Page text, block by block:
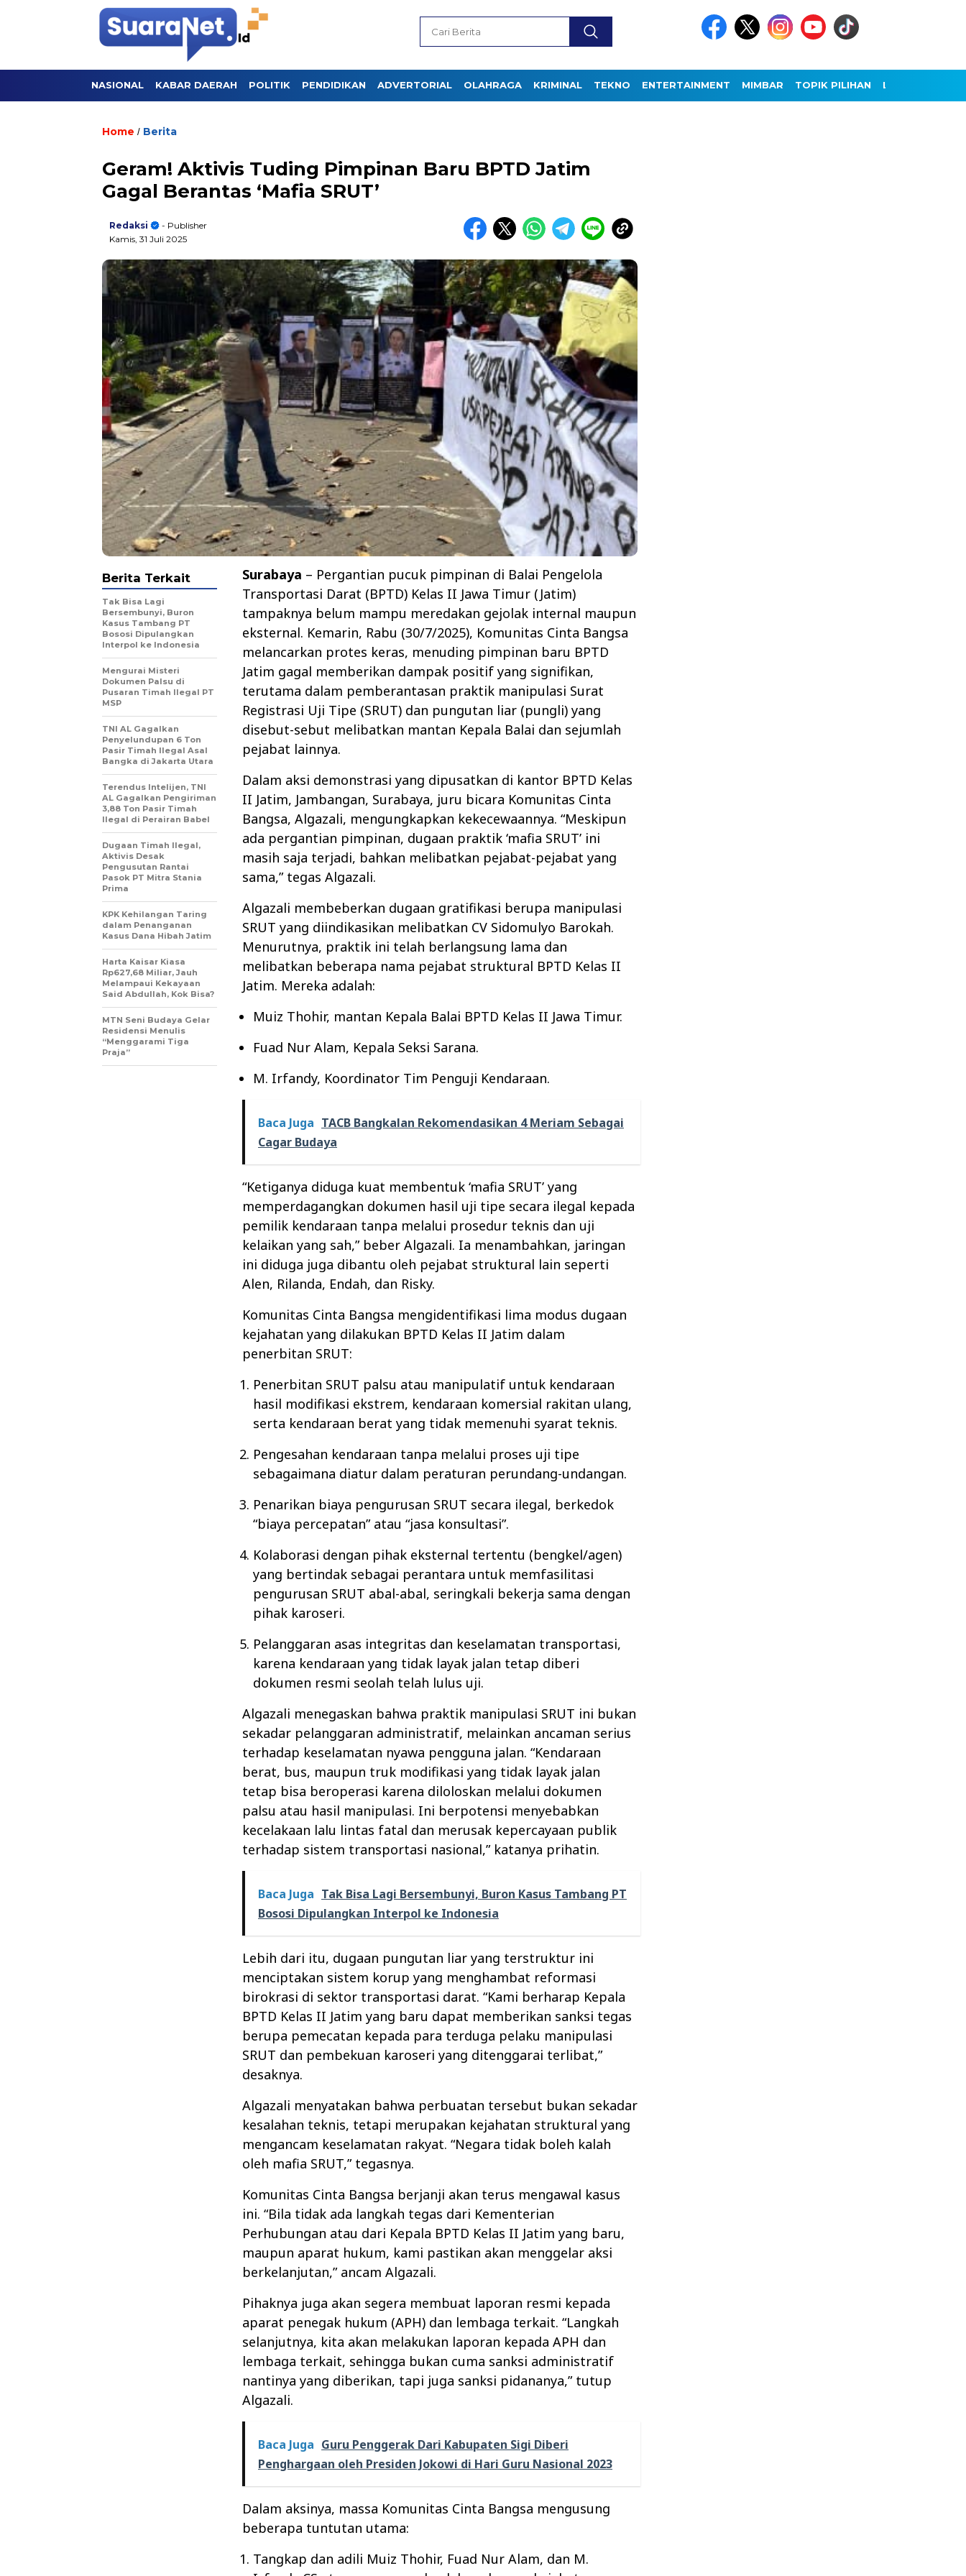
NASIONAL KABAR DAERAH POLITIK PENDIDIKAN ADVERTORIAL OLAHRAGA KRIMINAL TEKNO ENTERTAINMENT MIMBAR TOPIK PILIHAN LAINNYA
Home / Berita
Geram! Aktivis Tuding Pimpinan Baru BPTD Jatim
Gagal Berantas ‘Mafia SRUT’
Redaksi
- Publisher
Kamis, 31 Juli 2025
Surabaya – Pergantian pucuk pimpinan di Balai Pengelola
Transportasi Darat (BPTD) Kelas II Jawa Timur (Jatim)
tampaknya belum mampu meredakan gejolak internal maupun
eksternal. Kemarin, Rabu (30/7/2025), Komunitas Cinta Bangsa
melancarkan protes keras, menuding pimpinan baru BPTD
Jatim gagal memberikan dampak positif yang signifikan,
terutama dalam pemberantasan praktik manipulasi Surat
Registrasi Uji Tipe (SRUT) dan pungutan liar (pungli) yang
disebut-sebut melibatkan mantan Kepala Balai dan sejumlah
pejabat lainnya.
Dalam aksi demonstrasi yang dipusatkan di kantor BPTD Kelas
II Jatim, Jambangan, Surabaya, juru bicara Komunitas Cinta
Bangsa, Algazali, mengungkapkan kekecewaannya. “Meskipun
ada pergantian pimpinan, dugaan praktik ‘mafia SRUT’ ini
masih saja terjadi, bahkan melibatkan pejabat-pejabat yang
sama,” tegas Algazali.
Algazali membeberkan dugaan gratifikasi berupa manipulasi
SRUT yang diindikasikan melibatkan CV Sidomulyo Barokah.
Menurutnya, praktik ini telah berlangsung lama dan
melibatkan beberapa nama pejabat struktural BPTD Kelas II
Jatim. Mereka adalah:
Muiz Thohir, mantan Kepala Balai BPTD Kelas II Jawa Timur.
Fuad Nur Alam, Kepala Seksi Sarana.
M. Irfandy, Koordinator Tim Penguji Kendaraan.
Baca Juga TACB Bangkalan Rekomendasikan 4 Meriam Sebagai
Cagar Budaya
“Ketiganya diduga kuat membentuk ‘mafia SRUT’ yang
memperdagangkan dokumen hasil uji tipe secara ilegal kepada
pemilik kendaraan tanpa melalui prosedur teknis dan uji
kelaikan yang sah,” beber Algazali. Ia menambahkan, jaringan
ini diduga juga dibantu oleh pejabat struktural lain seperti
Alen, Rilanda, Endah, dan Risky.
Komunitas Cinta Bangsa mengidentifikasi lima modus dugaan
kejahatan yang dilakukan BPTD Kelas II Jatim dalam
penerbitan SRUT:
Penerbitan SRUT palsu atau manipulatif untuk kendaraan
hasil modifikasi ekstrem, kendaraan komersial rakitan ulang,
serta kendaraan berat yang tidak memenuhi syarat teknis.
Pengesahan kendaraan tanpa melalui proses uji tipe
sebagaimana diatur dalam peraturan perundang-undangan.
Penarikan biaya pengurusan SRUT secara ilegal, berkedok
“biaya percepatan” atau “jasa konsultasi”.
Kolaborasi dengan pihak eksternal tertentu (bengkel/agen)
yang bertindak sebagai perantara untuk memfasilitasi
pengurusan SRUT abal-abal, seringkali bekerja sama dengan
pihak karoseri.
Pelanggaran asas integritas dan keselamatan transportasi,
karena kendaraan yang tidak layak jalan tetap diberi
dokumen resmi seolah telah lulus uji.
Algazali menegaskan bahwa praktik manipulasi SRUT ini bukan
sekadar pelanggaran administratif, melainkan ancaman serius
terhadap keselamatan nyawa pengguna jalan. “Kendaraan
berat, bus, maupun truk modifikasi yang tidak layak jalan
tetap bisa beroperasi karena diloloskan melalui dokumen
palsu atau hasil manipulasi. Ini berpotensi menyebabkan
kecelakaan lalu lintas fatal dan merusak kepercayaan publik
terhadap sistem transportasi nasional,” katanya prihatin.
Baca Juga Tak Bisa Lagi Bersembunyi, Buron Kasus Tambang PT
Bososi Dipulangkan Interpol ke Indonesia
Lebih dari itu, dugaan pungutan liar yang terstruktur ini
menciptakan sistem korup yang menghambat reformasi
birokrasi di sektor transportasi darat. “Kami berharap Kepala
BPTD Kelas II Jatim yang baru dapat memberikan sanksi tegas
berupa pemecatan kepada para terduga pelaku manipulasi
SRUT dan pembekuan karoseri yang ditenggarai terlibat,”
desaknya.
Algazali menyatakan bahwa perbuatan tersebut bukan sekadar
kesalahan teknis, tetapi merupakan kejahatan struktural yang
mengancam keselamatan rakyat. “Negara tidak boleh kalah
oleh mafia SRUT,” tegasnya.
Komunitas Cinta Bangsa berjanji akan terus mengawal kasus
ini. “Bila tidak ada langkah tegas dari Kementerian
Perhubungan atau dari Kepala BPTD Kelas II Jatim yang baru,
maupun aparat hukum, kami pastikan akan menggelar aksi
berkelanjutan,” ancam Algazali.
Pihaknya juga akan segera membuat laporan resmi kepada
aparat penegak hukum (APH) dan lembaga terkait. “Langkah
selanjutnya, kita akan melakukan laporan kepada APH dan
lembaga terkait, sehingga bukan cuma sanksi administratif
nantinya yang diberikan, tapi juga sanksi pidananya,” tutup
Algazali.
Baca Juga Guru Penggerak Dari Kabupaten Sigi Diberi
Penghargaan oleh Presiden Jokowi di Hari Guru Nasional 2023
Dalam aksinya, massa Komunitas Cinta Bangsa mengusung
beberapa tuntutan utama:
Tangkap dan adili Muiz Thohir, Fuad Nur Alam, dan M.
Berita Terkait
Tak Bisa Lagi
Bersembunyi, Buron
Kasus Tambang PT
Bososi Dipulangkan
Interpol ke Indonesia
Mengurai Misteri
Dokumen Palsu di
Pusaran Timah Ilegal PT
MSP
TNI AL Gagalkan
Penyelundupan 6 Ton
Pasir Timah Ilegal Asal
Bangka di Jakarta Utara
Terendus Intelijen, TNI
AL Gagalkan Pengiriman
3,88 Ton Pasir Timah
Ilegal di Perairan Babel
Dugaan Timah Ilegal,
Aktivis Desak
Pengusutan Rantai
Pasok PT Mitra Stania
Prima
KPK Kehilangan Taring
dalam Penanganan
Kasus Dana Hibah Jatim
Harta Kaisar Kiasa
Rp627,68 Miliar, Jauh
Melampaui Kekayaan
Said Abdullah, Kok Bisa?
MTN Seni Budaya Gelar
Residensi Menulis
“Menggarami Tiga
Praja”